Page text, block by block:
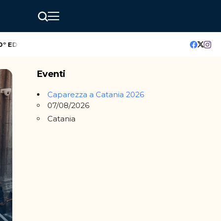
GreenMindAI Catania: l’hackathon che accende il
Eventi
Caparezza a Catania 2026
07/08/2026
Catania